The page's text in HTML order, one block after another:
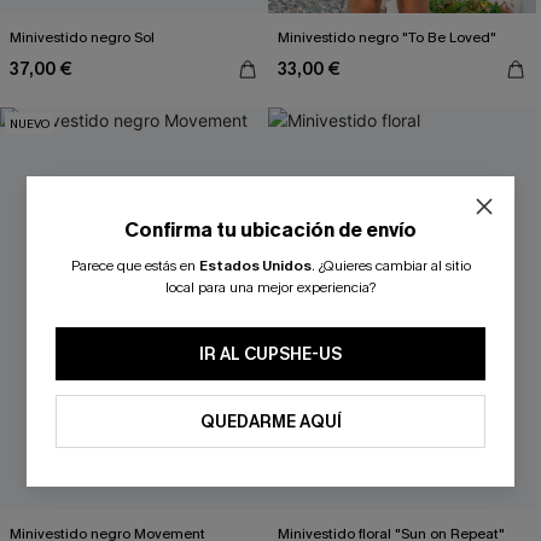
Minivestido negro Sol
37,00 €
Minivestido negro "To Be Loved"
33,00 €
NUEVO
Minivestido negro Movement Minivestido floral "Sun on Repeat"
Confirma tu ubicación de envío
Parece que estás en Estados Unidos. ¿Quieres cambiar al sitio
local para una mejor experiencia?
IR AL CUPSHE-US
QUEDARME AQUÍ
¿NUEVO EN CUPSHE?
-10% extra sin compra mínima
SUSCRIBIRSE
Al proporcionar su información de contacto y enviar este formulario,